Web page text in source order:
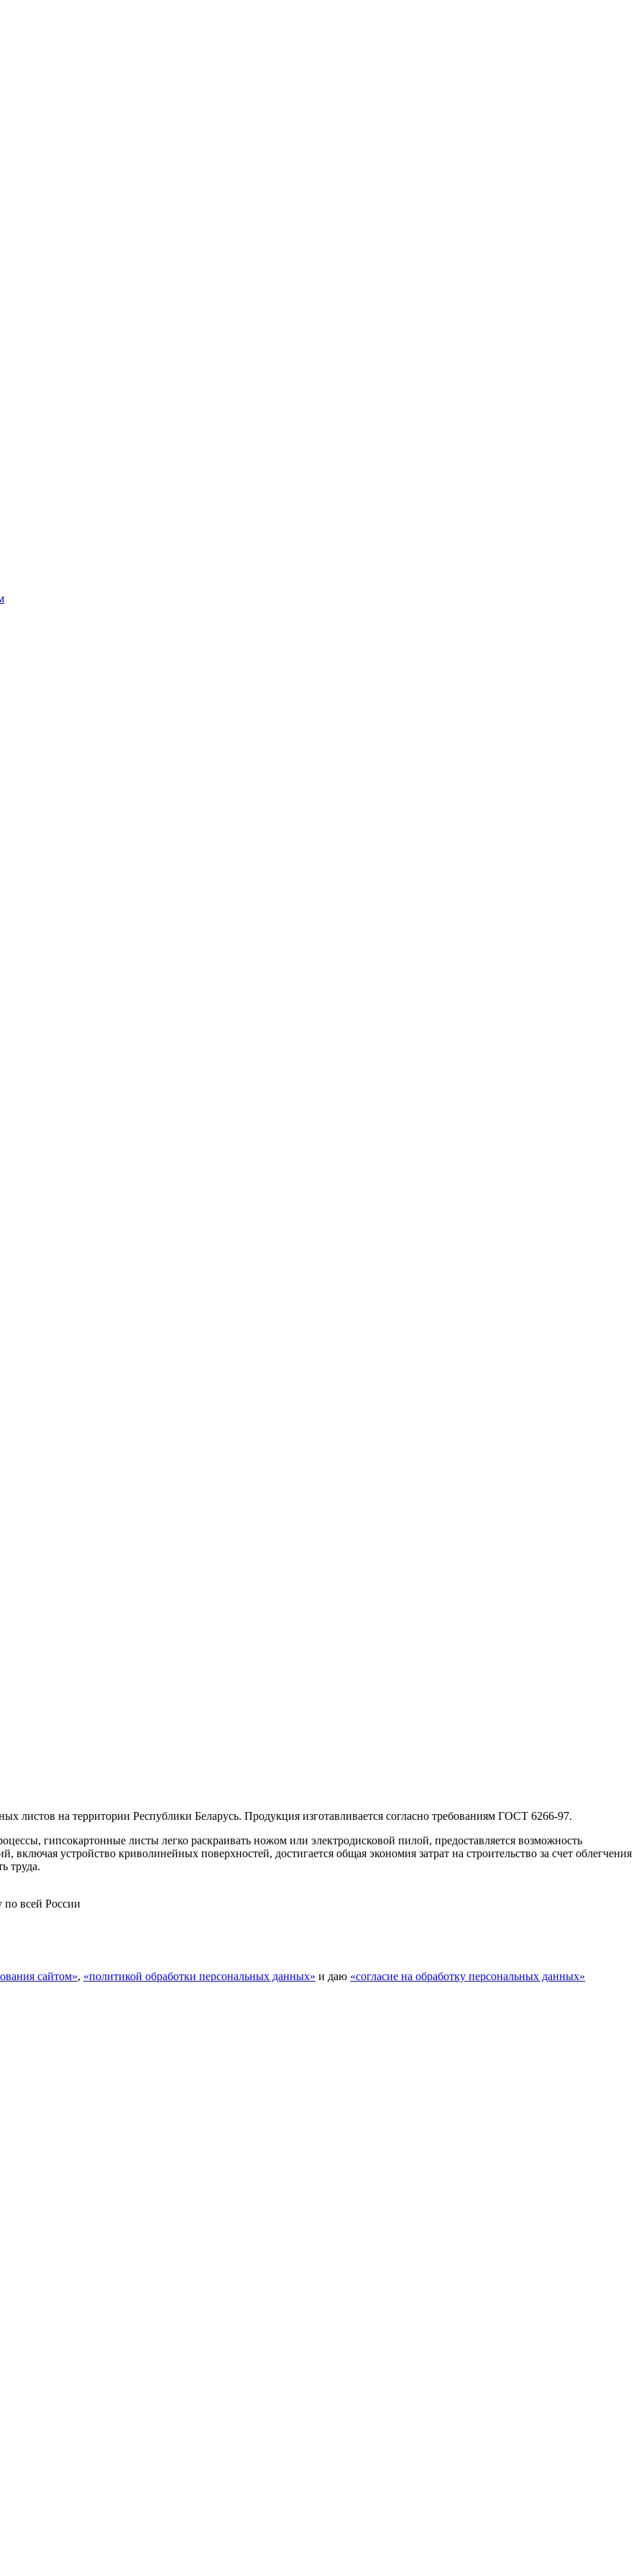
на территории Республики Беларусь. Продукция изготавливается согласно требованиям ГОСТ 6266-97.
гипсокартонные листы легко раскраивать ножом или электродисковой пилой, предоставляется возможность
устройство криволинейных поверхностей, достигается общая экономия затрат на строительство за счет облегчения
труда.
по всей России
сайтом», «политикой обработки персональных данных» и даю «согласие на обработку персональных данных»